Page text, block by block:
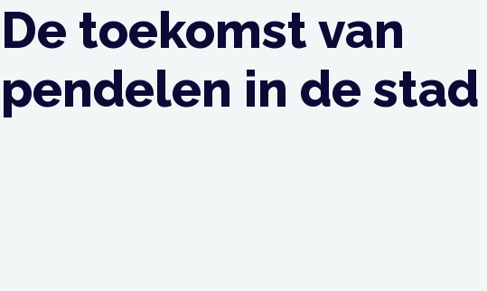
De toekomst van
pendelen in de stad